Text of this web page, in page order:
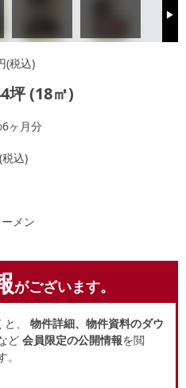
Next
(税込)
坪 (18㎡)
ヶ月分
込)
メン
がございます。
、 物件詳細、物件資料のダウ
ど 会員限定の公開情報を閲